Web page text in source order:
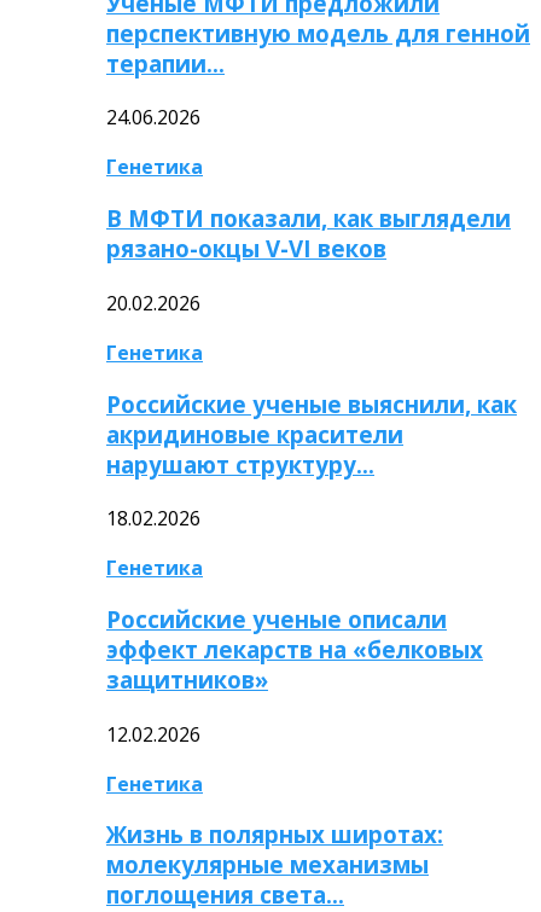
перспективную модель для генной
терапии…
24.06.2026
Генетика
В МФТИ показали, как выглядели
рязано-окцы V-VI веков
20.02.2026
Генетика
Российские ученые выяснили, как
акридиновые красители
нарушают структуру…
18.02.2026
Генетика
Российские ученые описали
эффект лекарств на «белковых
защитников»
12.02.2026
Генетика
Жизнь в полярных широтах:
молекулярные механизмы
поглощения света…